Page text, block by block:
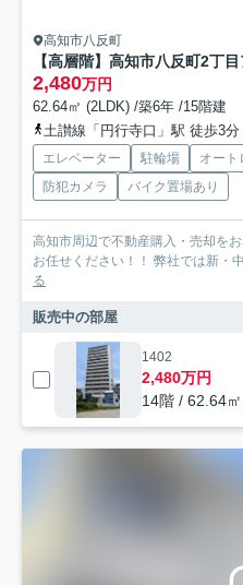
高知市八反町
2,480万円
62.64㎡ (2LDK) /築6年 /15階建
土讃線「円行寺口」駅 徒歩3分
エレベーター 駐輪場 オート
防犯カメラ
バイク置場あり
高知市周辺で不動産購入・売却を
お任せください！！ 弊社では新・
る
販売中の部屋
1402
2,480万円
14階 / 62.64